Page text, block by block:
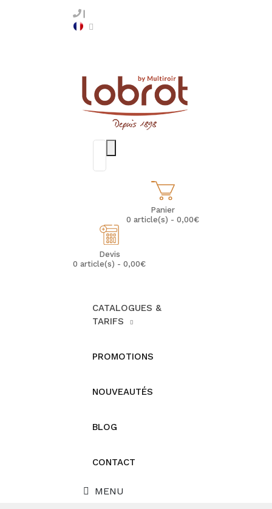
Panier
0 article(s) - 0,00€
Devis
0 article(s) - 0,00€
CATALOGUES &
TARIFS
PROMOTIONS
NOUVEAUTÉS
BLOG
CONTACT
MENU